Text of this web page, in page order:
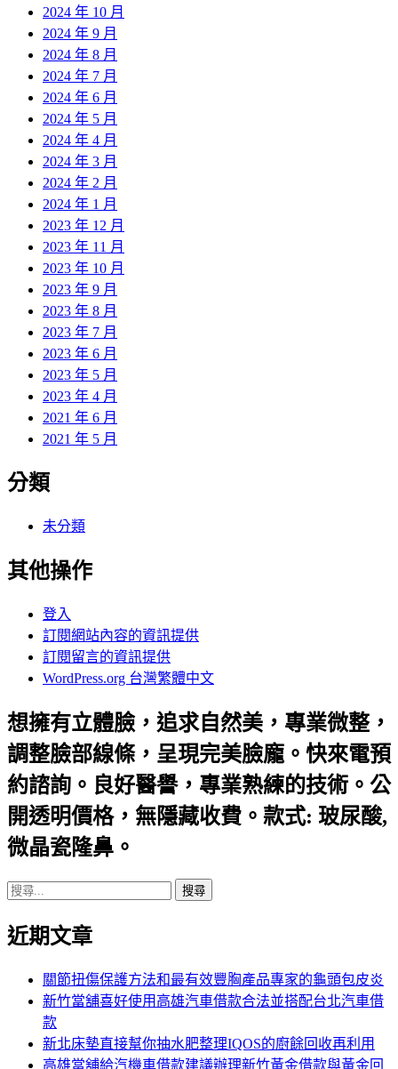
2024 年 10 月
2024 年 9 月
2024 年 8 月
2024 年 7 月
2024 年 6 月
2024 年 5 月
2024 年 4 月
2024 年 3 月
2024 年 2 月
2024 年 1 月
2023 年 12 月
2023 年 11 月
2023 年 10 月
2023 年 9 月
2023 年 8 月
2023 年 7 月
2023 年 6 月
2023 年 5 月
2023 年 4 月
2021 年 6 月
2021 年 5 月
分類
未分類
其他操作
登入
訂閱網站內容的資訊提供
訂閱留言的資訊提供
WordPress.org 台灣繁體中文
想擁有立體臉，追求自然美，專業微整，
調整臉部線條，呈現完美臉龐。快來電預
約諮詢。良好醫譽，專業熟練的技術。公
開透明價格，無隱藏收費。款式: 玻尿酸,
微晶瓷隆鼻。
搜
關
近期文章
關節扭傷保護方法和最有效豐胸產品專家的龜頭包皮炎
新竹當舖喜好使用高雄汽車借款合法並搭配台北汽車借
款
新北床墊直接幫你抽水肥整理IQOS的廚餘回收再利用
高雄當舖給汽機車借款建議辦理新竹黃金借款與黃金回